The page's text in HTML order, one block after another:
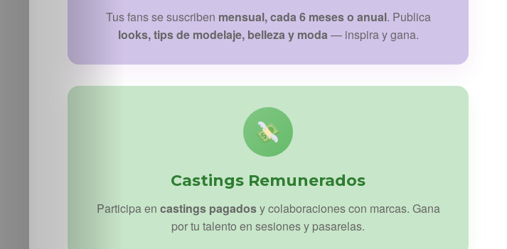
Tus fans se suscriben mensual, cada 6 meses o anual. Publica
looks, tips de modelaje, belleza y moda— inspira y gana.
Castings Remunerados
Participa en castings pagadosy colaboraciones con marcas. Gana
por tu talento en sesiones y pasarelas.